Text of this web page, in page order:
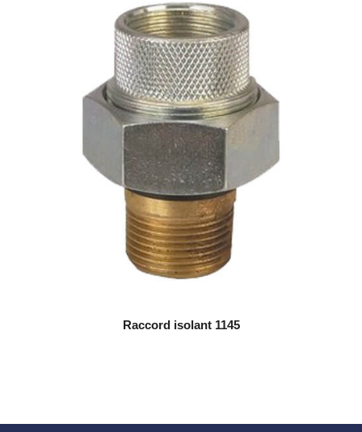
Raccord isolant 1145